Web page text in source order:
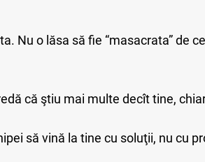
Nu o lăsa să fie “masacrata” de
că ştiu mai multe decît tine,
să vină la tine cu soluţii, nu cu